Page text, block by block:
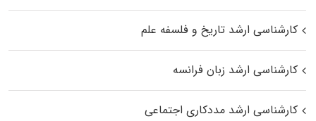
کارشناسی ارشد تاریخ و فلسفه علم
کارشناسی ارشد زبان فرانسه
کارشناسی ارشد مددکاری اجتماعی